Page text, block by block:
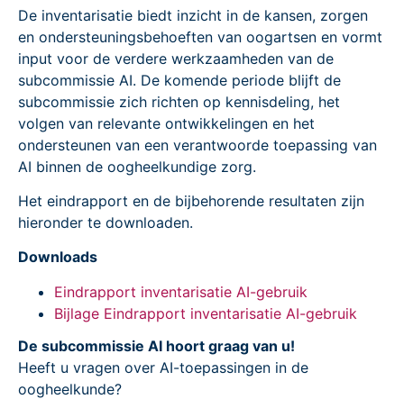
De inventarisatie biedt inzicht in de kansen, zorgen
en ondersteuningsbehoeften van oogartsen en vormt
input voor de verdere werkzaamheden van de
subcommissie AI. De komende periode blijft de
subcommissie zich richten op kennisdeling, het
volgen van relevante ontwikkelingen en het
ondersteunen van een verantwoorde toepassing van
AI binnen de oogheelkundige zorg.
Het eindrapport en de bijbehorende resultaten zijn
hieronder te downloaden.
Downloads
Eindrapport inventarisatie AI-gebruik
Bijlage Eindrapport inventarisatie AI-gebruik
De subcommissie AI hoort graag van u!
Heeft u vragen over AI-toepassingen in de
oogheelkunde?